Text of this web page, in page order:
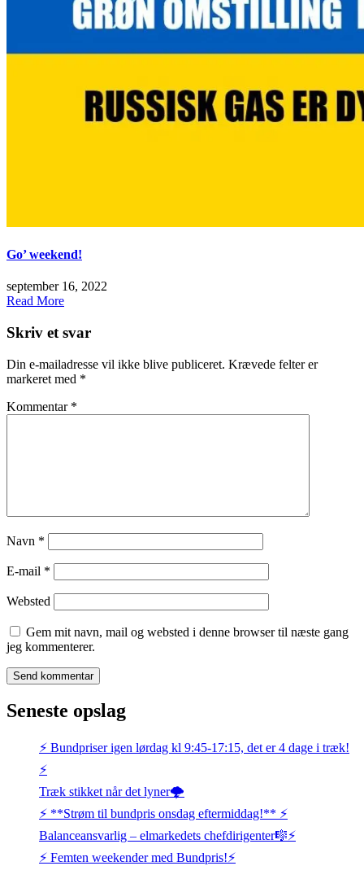
Go’ weekend!
september 16, 2022
Read More
Skriv et svar
Din e-mailadresse vil ikke blive publiceret. Krævede felter er
markeret med *
Kommentar *
Navn *
E-mail *
Websted
Gem mit navn, mail og websted i denne browser til næste gang
jeg kommenterer.
Seneste opslag
⚡️ Bundpriser igen lørdag kl 9:45-17:15, det er 4 dage i træk!
⚡️
Træk stikket når det lyner🌩️
⚡️ **Strøm til bundpris onsdag eftermiddag!** ⚡️
Balanceansvarlig – elmarkedets chefdirigenter🎼⚡
⚡️ Femten weekender med Bundpris!⚡️